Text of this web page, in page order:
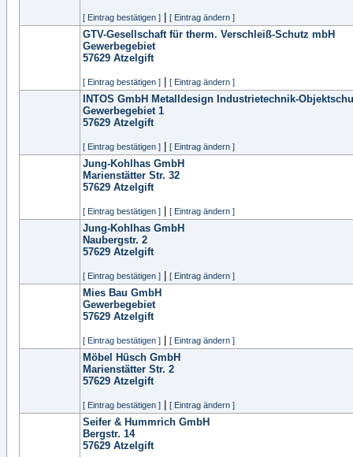
[ Eintrag bestätigen ] [ Eintrag ändern ]
GTV-Gesellschaft für therm. Verschleiß-Schutz mbH
Gewerbegebiet
57629 Atzelgift
[ Eintrag bestätigen ] [ Eintrag ändern ]
INTOS GmbH Metalldesign Industrietechnik-
Gewerbegebiet 1
57629 Atzelgift
[ Eintrag bestätigen ] [ Eintrag ändern ]
Jung-Kohlhas GmbH
Marienstätter Str. 32
57629 Atzelgift
[ Eintrag bestätigen ] [ Eintrag ändern ]
Jung-Kohlhas GmbH
Naubergstr. 2
57629 Atzelgift
[ Eintrag bestätigen ] [ Eintrag ändern ]
Mies Bau GmbH
Gewerbegebiet
57629 Atzelgift
[ Eintrag bestätigen ] [ Eintrag ändern ]
Möbel Hüsch GmbH
Marienstätter Str. 2
57629 Atzelgift
[ Eintrag bestätigen ] [ Eintrag ändern ]
Seifer & Hummrich GmbH
Bergstr. 14
57629 Atzelgift